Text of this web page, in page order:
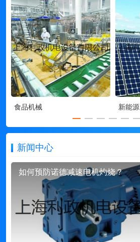
食品机械 新能源
新闻中心
如何预防诺德减速电机灼烧？